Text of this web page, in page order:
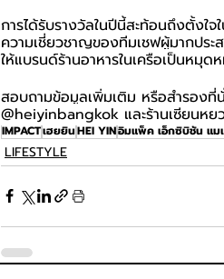
การได้รับรางวัลในปีนี้สะท้อนถึงตั้ง
ความเชี่ยวชาญของทีมเชฟผู้มากประ
ให้แบรนด์ร้านอาหารในเครือเป็นหมุ
สอบถามข้อมูลเพิ่มเติม หรือสำรองที่
@heiyinbangkok และร้านเซียนห
IMPACTเฮยยินHEI YINอิมแพ็ค เอ็กซิบิชั่น แม
LIFESTYLE